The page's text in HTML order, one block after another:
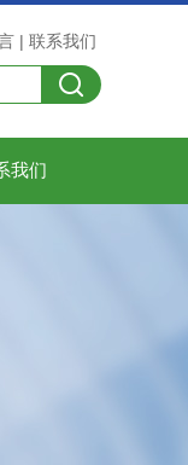
| 联系我们
我们